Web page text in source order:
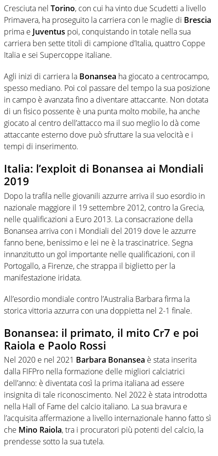
Cresciuta nel Torino, con cui ha vinto due Scudetti a livello
Primavera, ha proseguito la carriera con le maglie di Brescia
prima e Juventus poi, conquistando in totale nella sua
carriera ben sette titoli di campione d’Italia, quattro Coppe
Italia e sei Supercoppe italiane.
Agli inizi di carriera la Bonansea ha giocato a centrocampo,
spesso mediano. Poi col passare del tempo la sua posizione
in campo è avanzata fino a diventare attaccante. Non dotata
di un fisico possente è una punta molto mobile, ha anche
giocato al centro dell’attacco ma il suo meglio lo dà come
attaccante esterno dove può sfruttare la sua velocità e i
tempi di inserimento.
Italia: l’exploit di Bonansea ai Mondiali
2019
Dopo la trafila nelle giovanili azzurre arriva il suo esordio in
nazionale maggiore il 19 settembre 2012, contro la Grecia,
nelle qualificazioni a Euro 2013. La consacrazione della
Bonansea arriva con i Mondiali del 2019 dove le azzurre
fanno bene, benissimo e lei ne è la trascinatrice. Segna
innanzitutto un gol importante nelle qualificazioni, con il
Portogallo, a Firenze, che strappa il biglietto per la
manifestazione iridata.
All’esordio mondiale contro l’Australia Barbara firma la
storica vittoria azzurra con una doppietta nel 2-1 finale.
Bonansea: il primato, il mito Cr7 e poi
Raiola e Paolo Rossi
Nel 2020 e nel 2021 Barbara Bonansea è stata inserita
dalla FIFPro nella formazione delle migliori calciatrici
dell’anno: è diventata così la prima italiana ad essere
insignita di tale riconoscimento. Nel 2022 è stata introdotta
nella Hall of Fame del calcio italiano. La sua bravura e
l’acquisita affermazione a livello internazionale hanno fatto sì
che Mino Raiola, tra i procuratori più potenti del calcio, la
prendesse sotto la sua tutela.